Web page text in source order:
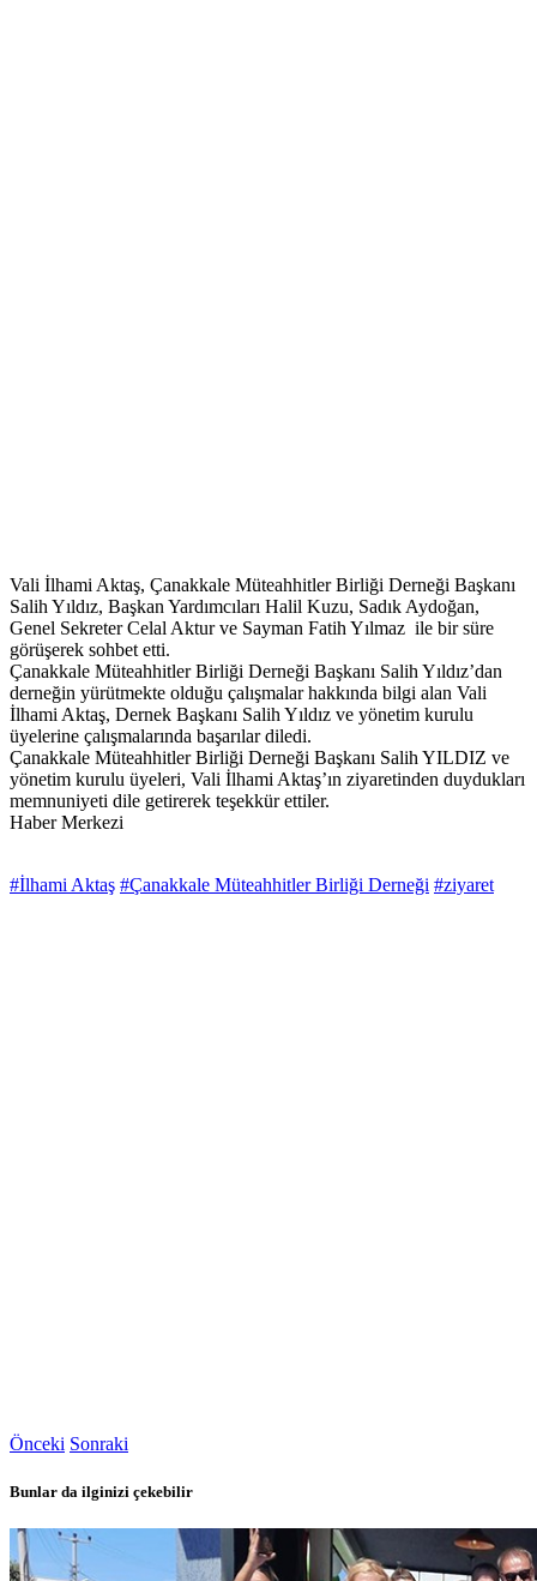
Vali İlhami Aktaş, Çanakkale Müteahhitler Birliği Derneği Başkanı
Salih Yıldız, Başkan Yardımcıları Halil Kuzu, Sadık Aydoğan,
Genel Sekreter Celal Aktur ve Sayman Fatih Yılmaz ile bir süre
görüşerek sohbet etti.
Çanakkale Müteahhitler Birliği Derneği Başkanı Salih Yıldız’dan
derneğin yürütmekte olduğu çalışmalar hakkında bilgi alan Vali
İlhami Aktaş, Dernek Başkanı Salih Yıldız ve yönetim kurulu
üyelerine çalışmalarında başarılar diledi.
Çanakkale Müteahhitler Birliği Derneği Başkanı Salih YILDIZ ve
yönetim kurulu üyeleri, Vali İlhami Aktaş’ın ziyaretinden duydukları
memnuniyeti dile getirerek teşekkür ettiler.
Haber Merkezi
#İlhami Aktaş #Çanakkale Müteahhitler Birliği Derneği #ziyaret
Önceki Sonraki
Bunlar da ilginizi çekebilir